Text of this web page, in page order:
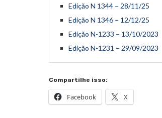
Edição N 1344 – 28/11/25
Edição N 1346 – 12/12/25
Edição N-1233 – 13/10/2023
Edição N-1231 – 29/09/2023
Compartilhe isso:
Facebook X